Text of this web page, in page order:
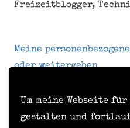
Um meine Webseite
gestalten und
Freizeitblogger,
Meine
oder weitergeben